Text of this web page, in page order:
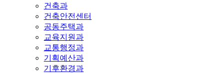
건축과
건축안전센터
공동주택과
교육지원과
교통행정과
기획예산과
기후환경과